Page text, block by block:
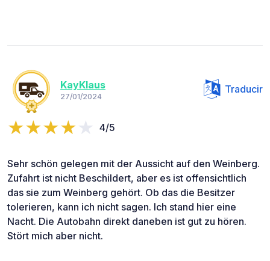
KayKlaus
27/01/2024
Traducir
4/5
Sehr schön gelegen mit der Aussicht auf den Weinberg.
Zufahrt ist nicht Beschildert, aber es ist offensichtlich
das sie zum Weinberg gehört. Ob das die Besitzer
tolerieren, kann ich nicht sagen. Ich stand hier eine
Nacht. Die Autobahn direkt daneben ist gut zu hören.
Stört mich aber nicht.